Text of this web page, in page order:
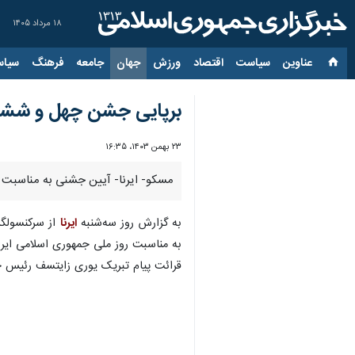
۱۸ مرداد ۱۴۰۵
عناوین‌ سیاست اقتصاد ورزش جهان جامعه فرهنگ
برپایی جشن چهل و
۲۳ بهمن ۱۴۰۳، ۱۶:۳۵